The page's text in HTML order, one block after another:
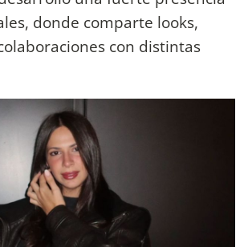
donde comparte looks,
con distintas